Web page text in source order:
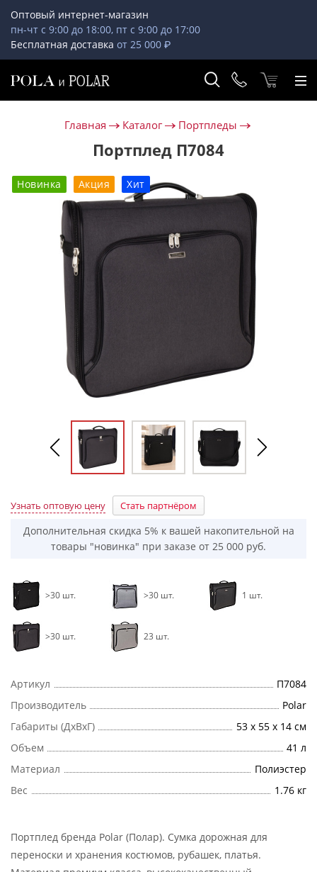
Оптовый интернет-магазин
пн-чт с 9:00 до 18:00, пт с 9:00 до 17:00
Бесплатная доставка от 25 000 ₽
Главная Каталог Портпледы
Портплед П7084
Новинка Акция Хит
Узнать оптовую цену Стать партнёром
Дополнительная скидка 5% к вашей накопительной на
товары "новинка" при заказе от 25 000 руб.
>30 шт. >30 шт. 1 шт.
>30 шт. 23 шт.
Артикул
П7084
Производитель
Polar
Габариты (ДхВхГ)
53 х 55 х 14 см
Объем
41 л
Материал
Полиэстер
Вес
1.76 кг
Портплед бренда Polar (Полар). Сумка дорожная для
переноски и хранения костюмов, рубашек, платья.